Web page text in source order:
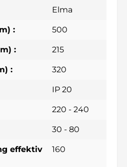
Elma
: 500
: 215
: 320
IP 20
220 - 240
30 - 80
effektiv
160